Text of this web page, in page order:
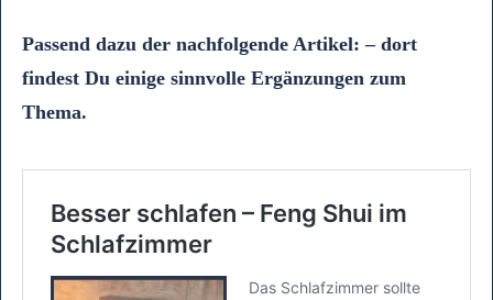
Passend dazu der nachfolgende Artikel: – dort
findest Du einige sinnvolle Ergänzungen zum
Thema.